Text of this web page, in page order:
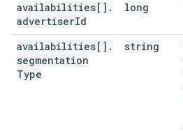
availabilities[] .
advertiserId
long
availabilities[] .
segmentation
Type
string